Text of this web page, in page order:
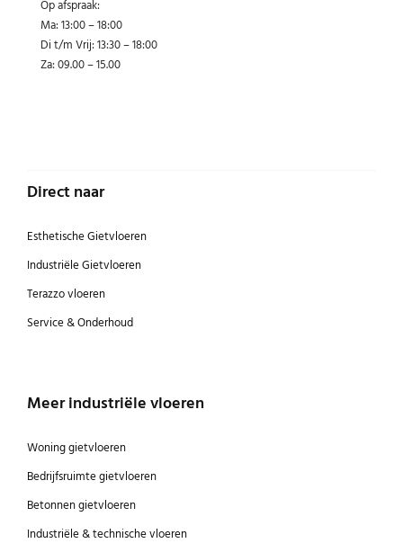
Op afspraak:
Ma: 13:00 – 18:00
Di t/m Vrij: 13:30 – 18:00
Za: 09.00 – 15.00
Direct naar
Esthetische Gietvloeren
Industriële Gietvloeren
Terazzo vloeren
Service & Onderhoud
Meer industriële vloeren
Woning gietvloeren
Bedrijfsruimte gietvloeren
Betonnen gietvloeren
Industriële & technische vloeren